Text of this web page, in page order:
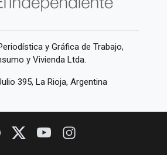
y Gráfica de Trabajo,
y Vivienda Ltda.
395, La Rioja, Argentina